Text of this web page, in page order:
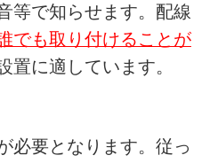
等で知らせます。配線
でも取り付けることが
置に適しています。
必要となります。従っ